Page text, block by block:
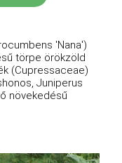
'Nana')
törpe örökzöld
(Cupressaceae)
Juniperus
növekedésű